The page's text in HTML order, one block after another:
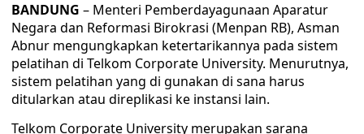
BANDUNG – Menteri Pemberdayagunaan Aparatur
Negara dan Reformasi Birokrasi (Menpan RB), Asman
Abnur mengungkapkan ketertarikannya pada sistem
pelatihan di Telkom Corporate University. Menurutnya,
sistem pelatihan yang di gunakan di sana harus
ditularkan atau direplikasi ke instansi lain.
Telkom Corporate University merupakan sarana